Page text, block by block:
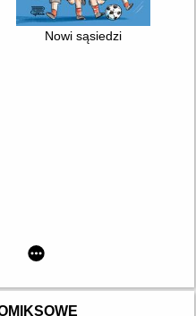
Nowi sąsiedzi